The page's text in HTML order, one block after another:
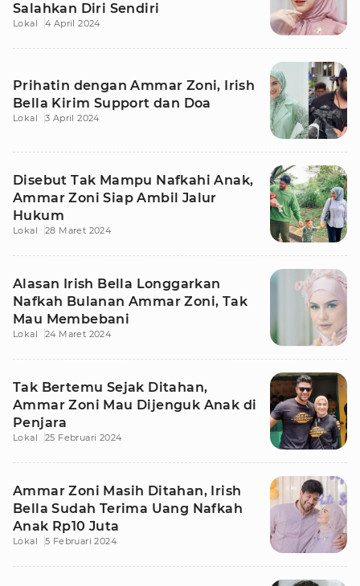
Salahkan Diri Sendiri
Lokal 4 April 2024
Prihatin dengan Ammar Zoni, Irish
Bella Kirim Support dan Doa
Lokal 3 April 2024
Disebut Tak Mampu Nafkahi Anak,
Ammar Zoni Siap Ambil Jalur
Hukum
Lokal 28 Maret 2024
Alasan Irish Bella Longgarkan
Nafkah Bulanan Ammar Zoni, Tak
Mau Membebani
Lokal 24 Maret 2024
Tak Bertemu Sejak Ditahan,
Ammar Zoni Mau Dijenguk Anak di
Penjara
Lokal 25 Februari 2024
Ammar Zoni Masih Ditahan, Irish
Bella Sudah Terima Uang Nafkah
Anak Rp10 Juta
Lokal 5 Februari 2024